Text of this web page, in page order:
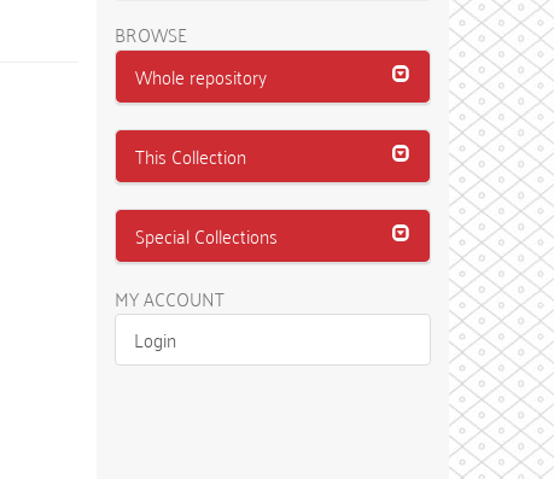
BROWSE
Whole repository
This Collection
Special Collections
MY ACCOUNT
Login